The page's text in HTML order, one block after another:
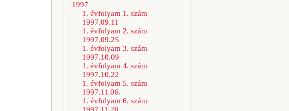
1997
1. évfolyam 1. szám
1997.09.11
1. évfolyam 2. szám
1997.09.25
1. évfolyam 3. szám
1997.10.09
1. évfolyam 4. szám
1997.10.22
1. évfolyam 5. szám
1997.11.06.
1. évfolyam 6. szám